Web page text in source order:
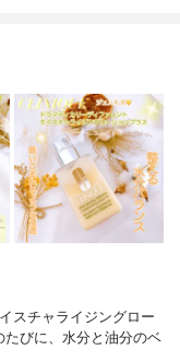
スチャライジングロー
びに、水分と油分のベ